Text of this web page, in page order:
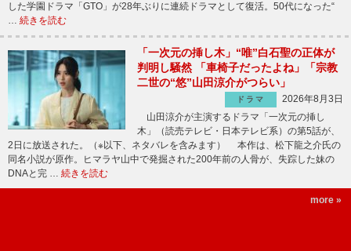
した学園ドラマ「GTO」が28年ぶりに連続ドラマとして復活。50代になった“
… 続きを読む
「一次元の挿し木」“唯”白石聖の正体が
判明し騒然 「車椅子だったよね」「宗教
二世の“悠”山田涼介がつらい」
ドラマ
2026年8月3日
山田涼介が主演するドラマ「一次元の挿し
木」（読売テレビ・日本テレビ系）の第5話が、
2日に放送された。（※以下、ネタバレを含みます） 本作は、松下龍之介氏の
同名小説が原作。ヒマラヤ山中で発掘された200年前の人骨が、失踪した妹の
DNAと完 … 続きを読む
more »